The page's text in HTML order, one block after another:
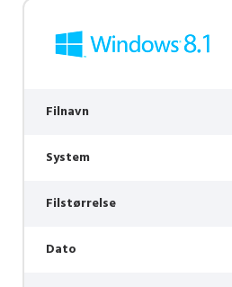
Filnavn
System
Filstørrelse
Dato